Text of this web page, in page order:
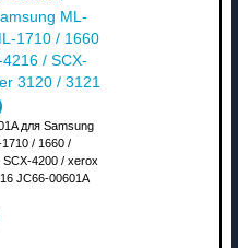
ML-
1710 / 1660
/ SCX-
3120 / 3121
для Samsung
/ 1660 /
4200 / xerox
JC66-00601A